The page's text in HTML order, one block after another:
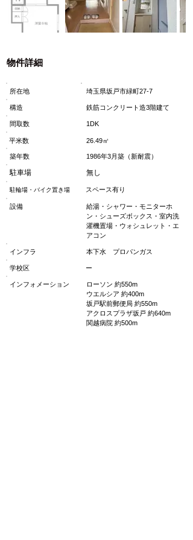
物件詳細
所在地 埼玉県坂戸市緑町27-7
構造 鉄筋コンクリート造3階建て
間取数 1DK
平米数 26.49㎡
築年数 1986年3月築（新耐震）
駐車場 無し
駐輪場・バイク置き場 スペース有り
設備
給湯・シャワー・モニターホ
ン・シューズボックス・室内洗
濯機置場・ウォシュレット・エ
アコン
インフラ 本下水 プロパンガス
学校区 ー
インフォメーション
ローソン 約550m
ウエルシア 約400m
坂戸駅前郵便局 約550m
アクロスプラザ坂戸 約640m
関越病院 約500m